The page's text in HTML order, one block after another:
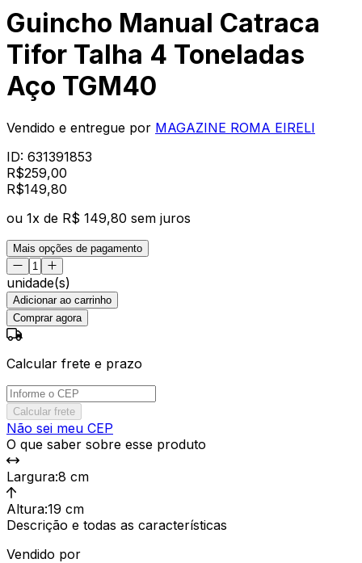
Guincho Manual Catraca
Tifor Talha 4 Toneladas
Aço TGM40
Vendido e entregue por MAGAZINE ROMA EIRELI
ID: 631391853
R$259,00
R$149,80
ou 1x de R$ 149,80 sem juros
Mais opções de pagamento
unidade(s)
Adicionar ao carrinho
Comprar agora
Calcular frete e prazo
Calcular frete
Não sei meu CEP
O que saber sobre esse produto
Largura:8 cm
Altura:19 cm
Descrição e todas as características
Vendido por